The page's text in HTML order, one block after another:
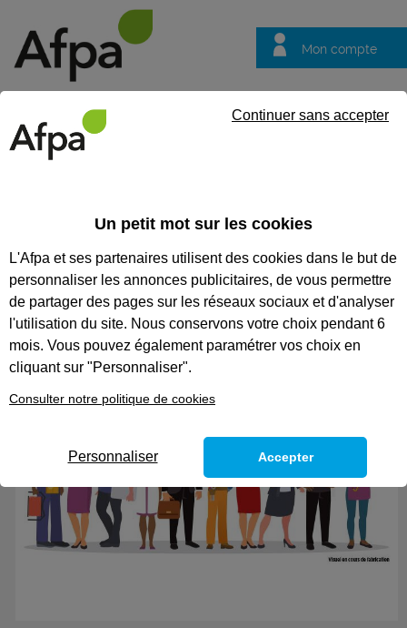
Mon compte
questions
CODES
SE SPÉCIALISER POUR
DEVENIR DATA ANALYST
Un petit mot sur les cookies
L'Afpa et ses partenaires utilisent des cookies dans le but de
personnaliser les annonces publicitaires, de vous permettre
de partager des pages sur les réseaux sociaux et d'analyser
l'utilisation du site. Nous conservons votre choix pendant 6
mois. Vous pouvez également paramétrer vos choix en
cliquant sur "Personnaliser".
Consulter notre politique de cookies
Continuer sans accepter
Personnaliser Accepter